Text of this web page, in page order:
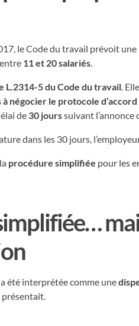
le Code du travail prévoit
11 et 20 salariés.
L.2314-5 du Code du travail.
négocier le protocole
de 30 jourssuivant l’annonce
dans les 30 jours,
procédure simplifiée pour les
été interprétée comme une
présentait.